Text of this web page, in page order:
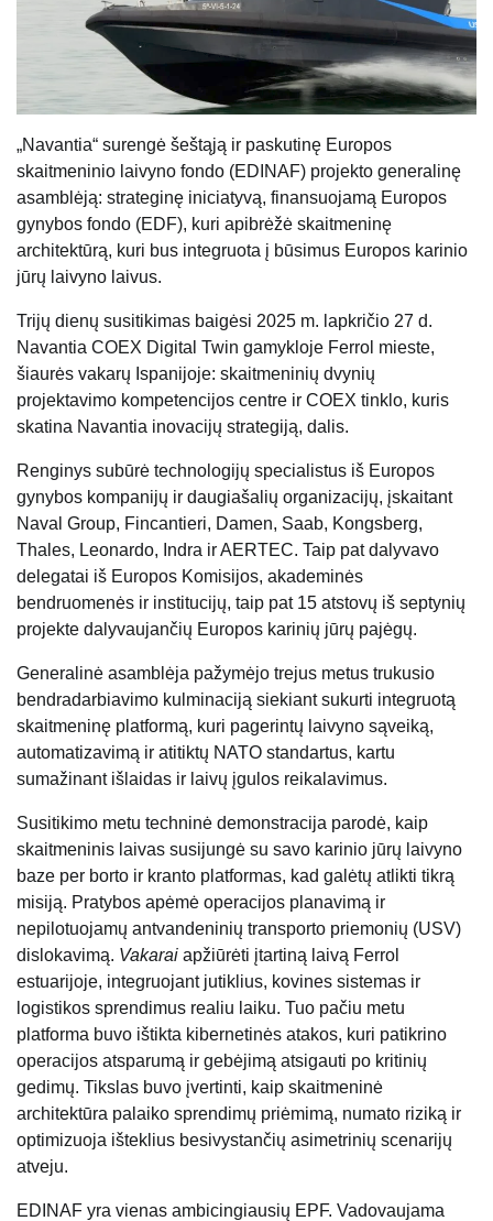
„Navantia“ surengė šeštąją ir paskutinę Europos
skaitmeninio laivyno fondo (EDINAF) projekto generalinę
asamblėją: strateginę iniciatyvą, finansuojamą Europos
gynybos fondo (EDF), kuri apibrėžė skaitmeninę
architektūrą, kuri bus integruota į būsimus Europos karinio
jūrų laivyno laivus.
Trijų dienų susitikimas baigėsi 2025 m. lapkričio 27 d.
Navantia COEX Digital Twin gamykloje Ferrol mieste,
šiaurės vakarų Ispanijoje: skaitmeninių dvynių
projektavimo kompetencijos centre ir COEX tinklo, kuris
skatina Navantia inovacijų strategiją, dalis.
Renginys subūrė technologijų specialistus iš Europos
gynybos kompanijų ir daugiašalių organizacijų, įskaitant
Naval Group, Fincantieri, Damen, Saab, Kongsberg,
Thales, Leonardo, Indra ir AERTEC. Taip pat dalyvavo
delegatai iš Europos Komisijos, akademinės
bendruomenės ir institucijų, taip pat 15 atstovų iš septynių
projekte dalyvaujančių Europos karinių jūrų pajėgų.
Generalinė asamblėja pažymėjo trejus metus trukusio
bendradarbiavimo kulminaciją siekiant sukurti integruotą
skaitmeninę platformą, kuri pagerintų laivyno sąveiką,
automatizavimą ir atitiktų NATO standartus, kartu
sumažinant išlaidas ir laivų įgulos reikalavimus.
Susitikimo metu techninė demonstracija parodė, kaip
skaitmeninis laivas susijungė su savo karinio jūrų laivyno
baze per borto ir kranto platformas, kad galėtų atlikti tikrą
misiją. Pratybos apėmė operacijos planavimą ir
nepilotuojamų antvandeninių transporto priemonių (USV)
dislokavimą. Vakarai apžiūrėti įtartiną laivą Ferrol
estuarijoje, integruojant jutiklius, kovines sistemas ir
logistikos sprendimus realiu laiku. Tuo pačiu metu
platforma buvo ištikta kibernetinės atakos, kuri patikrino
operacijos atsparumą ir gebėjimą atsigauti po kritinių
gedimų. Tikslas buvo įvertinti, kaip skaitmeninė
architektūra palaiko sprendimų priėmimą, numato riziką ir
optimizuoja išteklius besivystančių asimetrinių scenarijų
atveju.
EDINAF yra vienas ambicingiausių EPF. Vadovaujama